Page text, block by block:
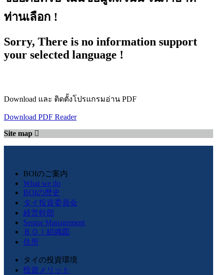
ท่านเลือก !
Sorry, There is no information support
your selected language !
Download และ ติดตั้งโปรแกรมอ่าน PDF
Download PDF Reader
Site map
BOIのご案内
What we do
BOIの歴史
タイ投資委員会
経営幹部
Senior Management
ＢＯＩ組織図
住所
タイの投資環境
投資メリット